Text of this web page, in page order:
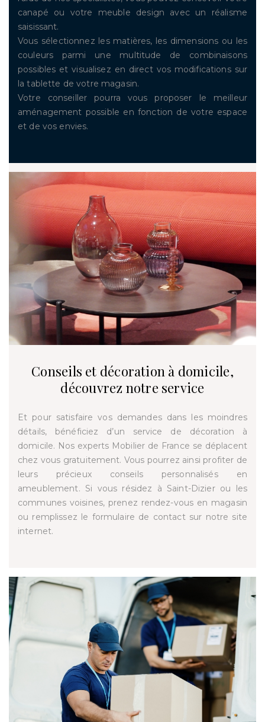
canapé ou votre meuble design avec un réalisme
saisissant.
Vous sélectionnez les matières, les dimensions ou les
couleurs parmi une multitude de combinaisons
possibles et visualisez en direct vos modifications sur
la tablette de votre magasin.
Votre conseiller pourra vous proposer le meilleur
aménagement possible en fonction de votre espace
et de vos envies.
Conseils et décoration à domicile,
découvrez notre service
Et pour satisfaire vos demandes dans les moindres
détails, bénéficiez d’un service de décoration à
domicile. Nos experts Mobilier de France se déplacent
chez vous gratuitement. Vous pourrez ainsi profiter de
leurs précieux conseils personnalisés en
ameublement. Si vous résidez à Saint-Dizier ou les
communes voisines, prenez rendez-vous en magasin
ou remplissez le formulaire de contact sur notre site
internet.